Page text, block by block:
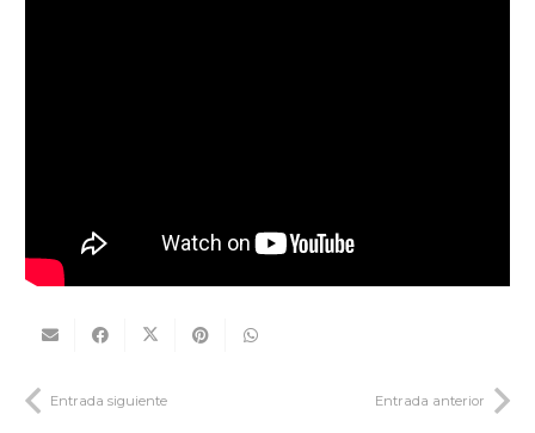
Entrada siguiente Entrada anterior